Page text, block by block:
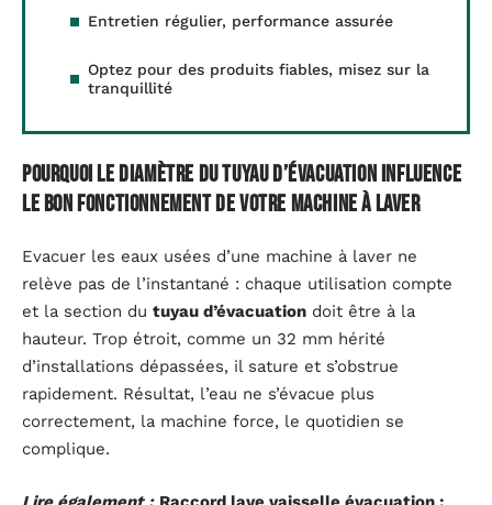
Entretien régulier, performance assurée
Optez pour des produits fiables, misez sur la
tranquillité
Pourquoi le diamètre du tuyau d’évacuation influence
le bon fonctionnement de votre machine à laver
Evacuer les eaux usées d’une machine à laver ne
relève pas de l’instantané : chaque utilisation compte
et la section du tuyau d’évacuation doit être à la
hauteur. Trop étroit, comme un 32 mm hérité
d’installations dépassées, il sature et s’obstrue
rapidement. Résultat, l’eau ne s’évacue plus
correctement, la machine force, le quotidien se
complique.